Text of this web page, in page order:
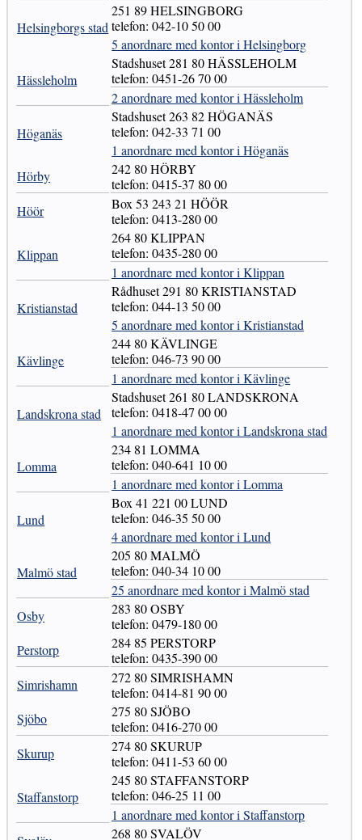
Helsingborgs stad
251 89 HELSINGBORG
telefon: 042-10 50 00
5 anordnare med kontor i Helsingborg
Hässleholm
Stadshuset 281 80 HÄSSLEHOLM
telefon: 0451-26 70 00
2 anordnare med kontor i Hässleholm
Höganäs
Stadshuset 263 82 HÖGANÄS
telefon: 042-33 71 00
1 anordnare med kontor i Höganäs
Hörby
242 80 HÖRBY
telefon: 0415-37 80 00
Höör
Box 53 243 21 HÖÖR
telefon: 0413-280 00
Klippan
264 80 KLIPPAN
telefon: 0435-280 00
1 anordnare med kontor i Klippan
Kristianstad
Rådhuset 291 80 KRISTIANSTAD
telefon: 044-13 50 00
5 anordnare med kontor i Kristianstad
Kävlinge
244 80 KÄVLINGE
telefon: 046-73 90 00
1 anordnare med kontor i Kävlinge
Landskrona stad
Stadshuset 261 80 LANDSKRONA
telefon: 0418-47 00 00
1 anordnare med kontor i Landskrona stad
Lomma
234 81 LOMMA
telefon: 040-641 10 00
1 anordnare med kontor i Lomma
Lund
Box 41 221 00 LUND
telefon: 046-35 50 00
4 anordnare med kontor i Lund
Malmö stad
205 80 MALMÖ
telefon: 040-34 10 00
25 anordnare med kontor i Malmö stad
Osby
283 80 OSBY
telefon: 0479-180 00
Perstorp
284 85 PERSTORP
telefon: 0435-390 00
Simrishamn
272 80 SIMRISHAMN
telefon: 0414-81 90 00
Sjöbo
275 80 SJÖBO
telefon: 0416-270 00
Skurup
274 80 SKURUP
telefon: 0411-53 60 00
Staffanstorp
245 80 STAFFANSTORP
telefon: 046-25 11 00
1 anordnare med kontor i Staffanstorp
268 80 SVALÖV